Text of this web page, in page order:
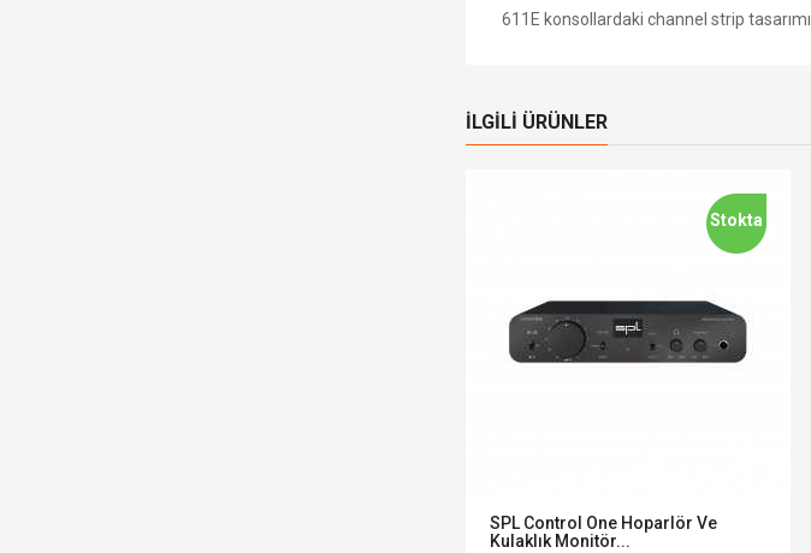
611E konsollardaki channel strip tasarımı
İLGILI ÜRÜNLER
Stokta
SPL Control One Hoparlör Ve
Kulaklık Monitör...